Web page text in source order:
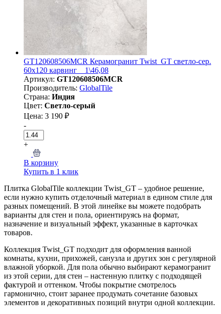
GT120608506MCR Керамогранит Twist_GT светло-сер.
60x120 карвинг _ 1\46,08
Артикул: GT120608506MCR
Производитель: GlobalTile
Страна: Индия
Цвет: Светло-серый
Цена: 3 190 ₽
-
+
В корзину
Купить в 1 клик
Плитка GlobalTile коллекции Twist_GT – удобное решение,
если нужно купить отделочный материал в едином стиле для
разных помещений. В этой линейке вы можете подобрать
варианты для стен и пола, ориентируясь на формат,
назначение и визуальный эффект, указанные в карточках
товаров.
Коллекция Twist_GT подходит для оформления ванной
комнаты, кухни, прихожей, санузла и других зон с регулярной
влажной уборкой. Для пола обычно выбирают керамогранит
из этой серии, для стен – настенную плитку с подходящей
фактурой и оттенком. Чтобы покрытие смотрелось
гармонично, стоит заранее продумать сочетание базовых
элементов и декоративных позиций внутри одной коллекции.